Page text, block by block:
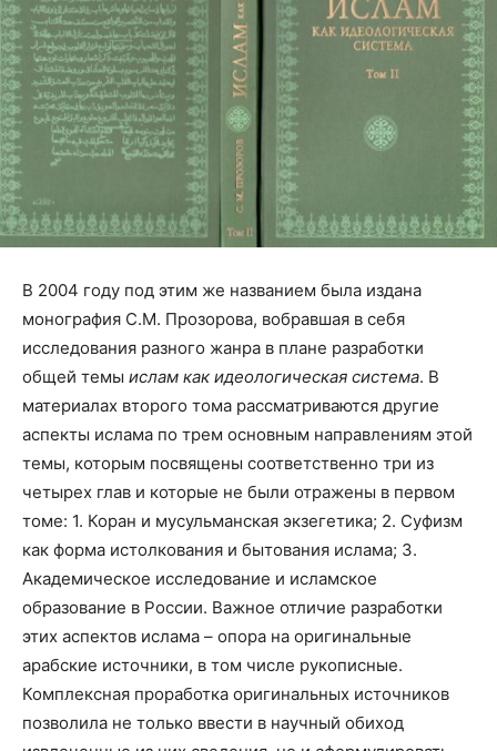
В 2004 году под этим же названием была издана
монография С.М. Прозорова, вобравшая в себя
исследования разного жанра в плане разработки
общей темы ислам как идеологическая система. В
материалах второго тома рассматриваются другие
аспекты ислама по трем основным направлениям этой
темы, которым посвящены соответственно три из
четырех глав и которые не были отражены в первом
томе: 1. Коран и мусульманская экзегетика; 2. Суфизм
как форма истолкования и бытования ислама; 3.
Академическое исследование и исламское
образование в России. Важное отличие разработки
этих аспектов ислама – опора на оригинальные
арабские источники, в том числе рукописные.
Комплексная проработка оригинальных источников
позволила не только ввести в научный обиход